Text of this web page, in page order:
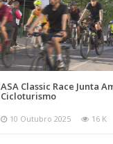
ASA Classic Race Junta
Cicloturismo
10 Outubro 2025 16 K